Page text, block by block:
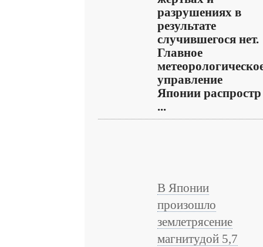
разрушениях в
результате
случившегося нет.
Главное
управление
Японии распростр
...
В Японии
произошло
землетрясение
магнитудой 5,7